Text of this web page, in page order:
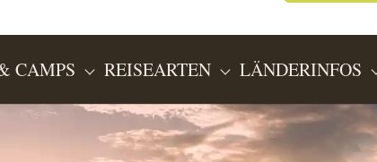
"REISEANGEBOTE"
CAMPS SUBMENU FOR "LODGES &
REISEARTEN SUBMENU FOR
LÄNDERINFOS